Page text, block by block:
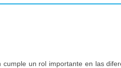
un rol importante en las